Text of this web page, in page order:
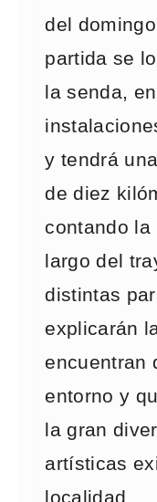
del
partida se
la senda,
y tendrá
de diez
contando la
largo del
distintas
explicarán
encuentran
entorno y
la gran
artísticas